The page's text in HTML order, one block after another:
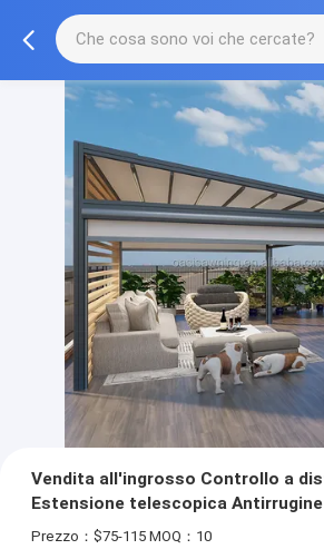
Vendita all'ingrosso Controllo a
Estensione telescopica
corrosione Terrazzo nel cortile
Prezzo：$75-115 MOQ：10